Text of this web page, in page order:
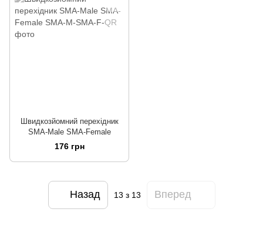
Швидкозйомний перехідник
SMA-Male SMA-Female
176 грн
Назад 13 з 13 Вперед